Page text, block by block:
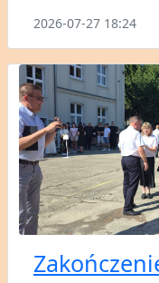
2026-07-27 18:24